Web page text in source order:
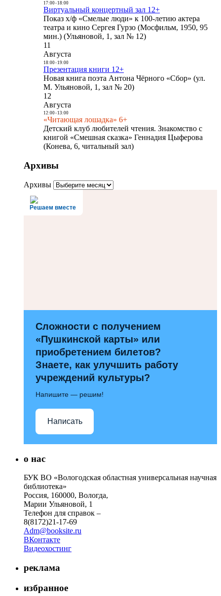
17:00- 18:00
Виртуальный концертный зал 12+
Показ х/ф «Смелые люди» к 100-летию актера
театра и кино Сергея Гурзо (Мосфильм, 1950, 95
мин.) (Ульяновой, 1, зал № 12)
11
Августа
18:00- 19:00
Презентация книги 12+
Новая книга поэта Антона Чёрного «Сбор» (ул.
М. Ульяновой, 1, зал № 20)
12
Августа
12:00- 13:00
«Читающая лошадка» 6+
Детский клуб любителей чтения. Знакомство с
книгой «Смешная сказка» Геннадия Цыферова
(Конева, 6, читальный зал)
Архивы
Архивы
Решаем вместе
Сложности с получением
«Пушкинской карты» или
приобретением билетов?
Знаете, как улучшить работу
учреждений культуры?
Напишите — решим!
Написать
о нас
БУК ВО «Вологодская областная универсальная научная
библиотека»
Россия, 160000, Вологда,
Марии Ульяновой, 1
Телефон для справок –
8(8172)21-17-69
Adm@booksite.ru
ВКонтакте
Видеохостинг
реклама
избранное